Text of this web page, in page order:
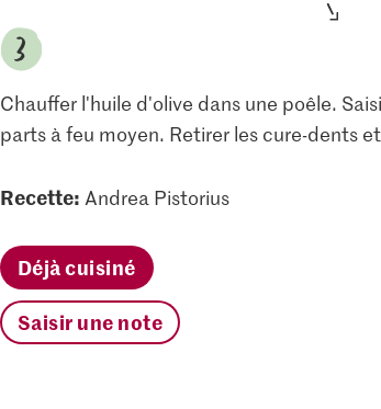
Chauffer l'huile d'olive dans une poêle.
parts à feu moyen. Retirer les cure-dents
Recette: Andrea Pistorius
Déjà cuisiné
Saisir une note